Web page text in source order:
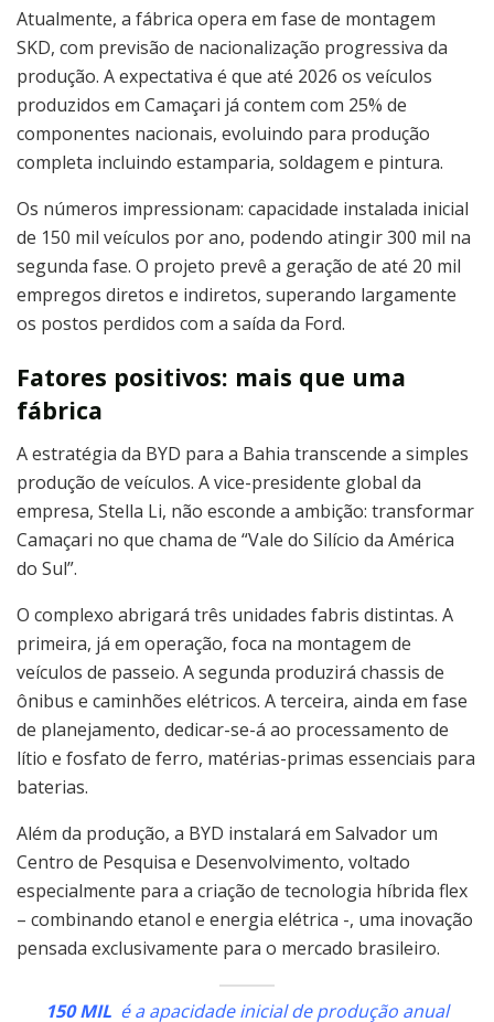
Atualmente, a fábrica opera em fase de montagem
SKD, com previsão de nacionalização progressiva da
produção. A expectativa é que até 2026 os veículos
produzidos em Camaçari já contem com 25% de
componentes nacionais, evoluindo para produção
completa incluindo estamparia, soldagem e pintura.
Os números impressionam: capacidade instalada inicial
de 150 mil veículos por ano, podendo atingir 300 mil na
segunda fase. O projeto prevê a geração de até 20 mil
empregos diretos e indiretos, superando largamente
os postos perdidos com a saída da Ford.
Fatores positivos: mais que uma
fábrica
A estratégia da BYD para a Bahia transcende a simples
produção de veículos. A vice-presidente global da
empresa, Stella Li, não esconde a ambição: transformar
Camaçari no que chama de “Vale do Silício da América
do Sul”.
O complexo abrigará três unidades fabris distintas. A
primeira, já em operação, foca na montagem de
veículos de passeio. A segunda produzirá chassis de
ônibus e caminhões elétricos. A terceira, ainda em fase
de planejamento, dedicar-se-á ao processamento de
lítio e fosfato de ferro, matérias-primas essenciais para
baterias.
Além da produção, a BYD instalará em Salvador um
Centro de Pesquisa e Desenvolvimento, voltado
especialmente para a criação de tecnologia híbrida flex
– combinando etanol e energia elétrica -, uma inovação
pensada exclusivamente para o mercado brasileiro.
150 MIL é a apacidade inicial de produção anual